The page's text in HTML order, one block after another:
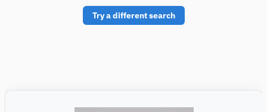
Try a different search